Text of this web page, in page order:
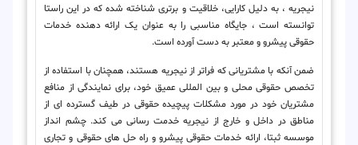
نیجریه ، به دلیل کارایی، خلاقیت و برتری شناخته شده که در این راستا
توانسته است ، جایگاه مناسبی را به عنوان یک ارائه دهنده خدمات
حقوقی پیشرو و معتبر به دست آورده است.
ضمن آنکه با مشتریانی که فراتر از نیجریه هستند، همچنان با استفاده از
تخصص حقوقی محلی و بین المللی عمیق خود، برای نمایندگی از منافع
مشتریان خود در مورد مشکلات پیچیده حقوقی در طیف گسترده ای از
مناطق در داخل و خارج از نیجریه خدمت رسانی می کند. چشم انداز
موسسه ثبتا، ارائه خدمات حقوقی پیشرو و راه حل های حقوقی و تجاری